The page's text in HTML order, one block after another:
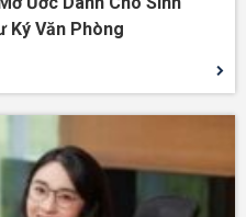
Ký Văn Phòng